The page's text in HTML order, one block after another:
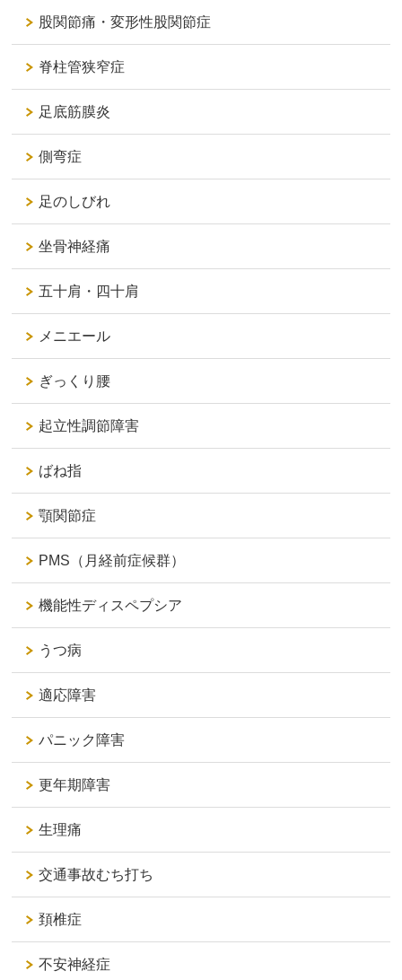
股関節痛・変形性股関節症
脊柱管狭窄症
足底筋膜炎
側弯症
足のしびれ
坐骨神経痛
五十肩・四十肩
メニエール
ぎっくり腰
起立性調節障害
ばね指
顎関節症
PMS（月経前症候群）
機能性ディスペプシア
うつ病
適応障害
パニック障害
更年期障害
生理痛
交通事故むち打ち
頚椎症
不安神経症